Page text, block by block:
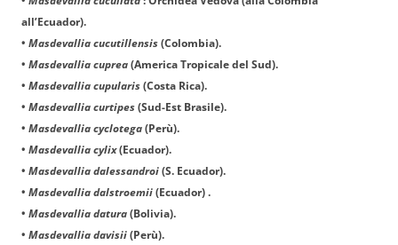
all’Ecuador).
• Masdevallia cucutillensis (Colombia).
• Masdevallia cuprea (America Tropicale del Sud).
• Masdevallia cupularis (Costa Rica).
• Masdevallia curtipes (Sud-Est Brasile).
• Masdevallia cyclotega (Perù).
• Masdevallia cylix(Ecuador).
• Masdevallia dalessandroi (S. Ecuador).
• Masdevallia dalstroemii (Ecuador) .
• Masdevallia datura (Bolivia).
• Masdevallia davisii (Perù).